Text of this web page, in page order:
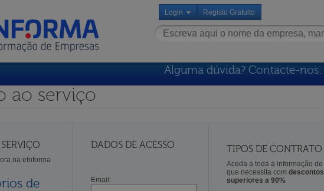
Login Registo Gratuito
Alguma dúvida? Contacte-nos:
ao serviço
na eInforma
de
DADOS DE ACESSO
Email:
TIPOS DE CONTRATO
Aceda a toda a informação de
que necessita comdescontos
superiores a 90%